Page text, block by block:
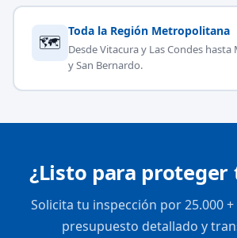
🗺
Toda la Región Metropolitana
Desde Vitacura y Las Condes
y San Bernardo.
¿Listo para proteger
Solicita tu inspección por 25.000 +
presupuesto detallado y